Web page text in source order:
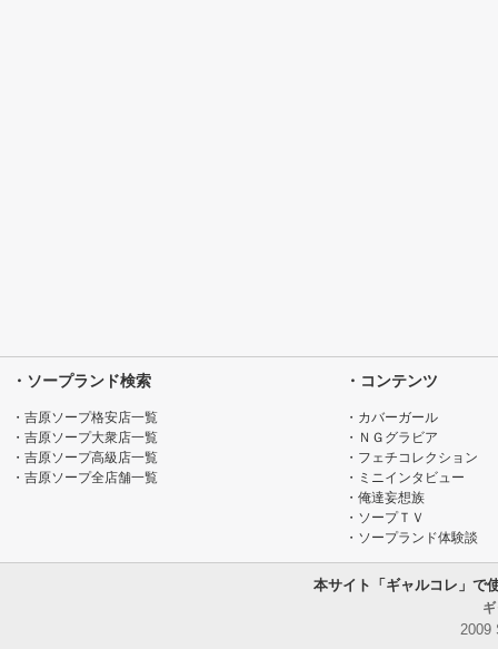
・ソープランド検索
・吉原ソープ格安店一覧
・吉原ソープ大衆店一覧
・吉原ソープ高級店一覧
・吉原ソープ全店舗一覧
・コンテンツ
・カバーガール
・ＮＧグラビア
・フェチコレクション
・ミニインタビュー
・俺達妄想族
・ソープＴＶ
・ソープランド体験談
本サイト「ギャルコレ」で
2009